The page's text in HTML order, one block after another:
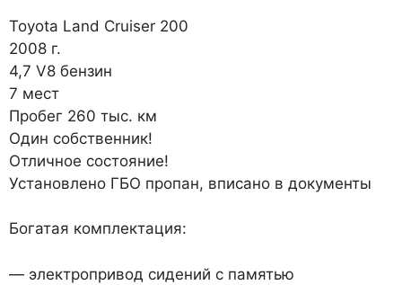
Toyota Land Cruiser 200
2008 г.
4,7 V8 бензин
7 мест
Пробег 260 тыс. км
Один собственник!
Отличное состояние!
Установлено ГБО пропан, вписано в документы
Богатая комплектация:
— электропривод сидений с памятью